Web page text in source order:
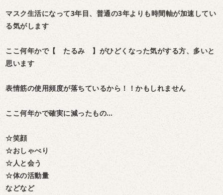
マスク生活になって3年目、普通の3年よりも時間軸が加速してい
る気がします
ここ何年かで【 たるみ 】がひどくなった気がする方、多いと
思います
表情筋の使用頻度が落ちているから！！かもしれません
ここ何年かで確実に減ったもの…
☆笑顔
☆おしゃべり
☆人と会う
☆体の活動量
などなど